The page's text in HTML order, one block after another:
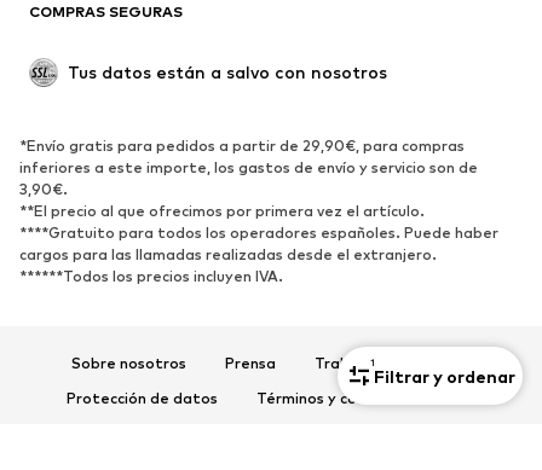
1
Filtrar y ordenar
Nuevo
Tendencia
Zapatos bajos
Zapatos deportivos
Zapatos abiertos
DEPORTE
Ropa deportiva
Disciplinas deportivas
Complementos deportivos
COMPLEMENTOS
COMPRAS SEGURAS
Tus datos están a salvo con nosotros
*Envío gratis para pedidos a partir de 29,90€, para compras
inferiores a este importe, los gastos de envío y servicio son de
3,90€.
**El precio al que ofrecimos por primera vez el artículo.
****Gratuito para todos los operadores españoles. Puede haber
cargos para las llamadas realizadas desde el extranjero.
******Todos los precios incluyen IVA.
Sobre nosotros Prensa
Trabaja con nosotros
Protección de datos
Términos y condiciones de uso